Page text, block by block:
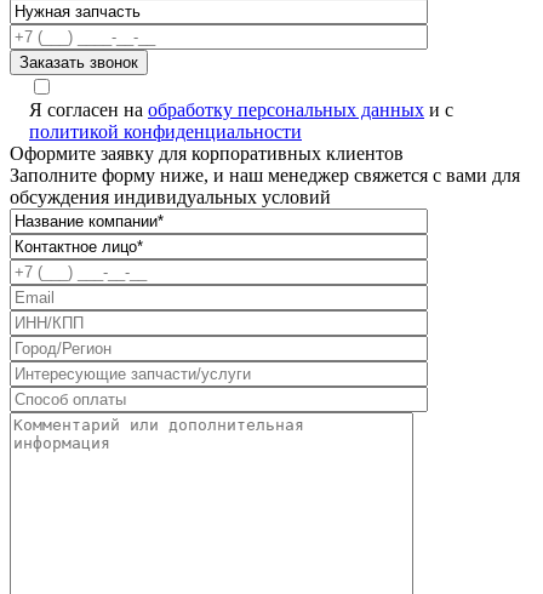
Я согласен на обработку персональных данных и с
политикой конфиденциальности
Оформите заявку для корпоративных клиентов
Заполните форму ниже, и наш менеджер свяжется с вами для
обсуждения индивидуальных условий